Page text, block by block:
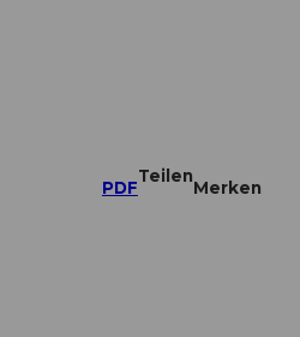
PDF
Teilen
Merken